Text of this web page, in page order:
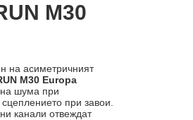
M30
на асиметричният
M30 Europa
шума при
при завои.
канали отвеждат